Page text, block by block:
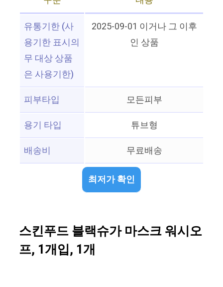
유통기한 (사
용기한 표시의
무 대상 상품
은 사용기한)
2025-09-01 이거나 그 이후
인 상품
피부타입
모든피부
용기 타입
튜브형
배송비
무료배송
최저가 확인
스킨푸드 블랙슈가 마스크 워시오
프, 1개입, 1개